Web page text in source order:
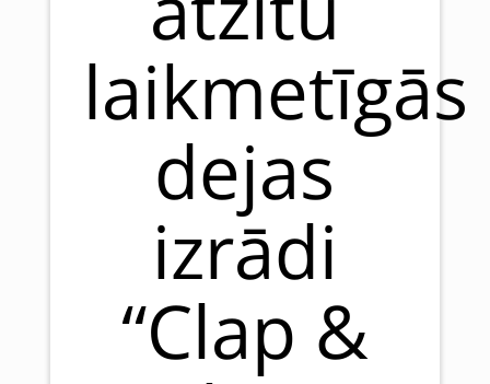
laikmetīgās
dejas
izrādi
“Clap &